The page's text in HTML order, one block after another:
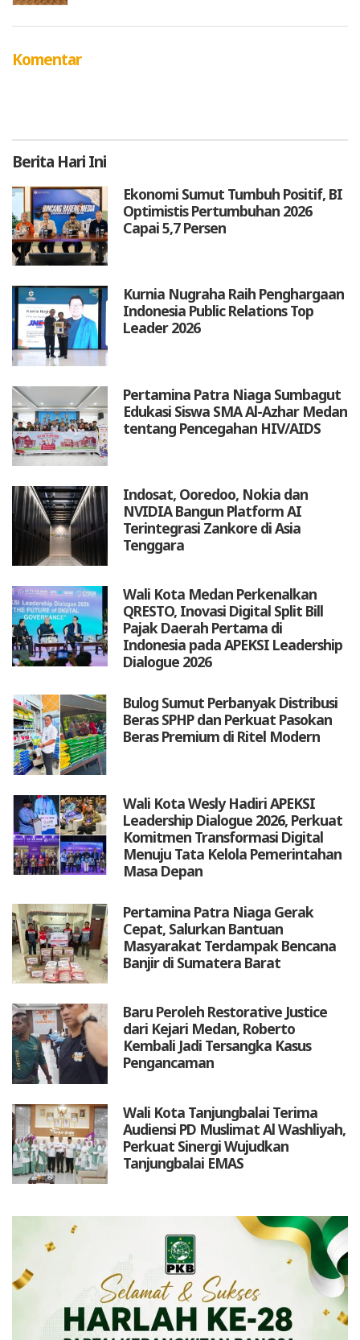
Komentar
Berita Hari Ini
Ekonomi Sumut Tumbuh Positif, BI
Optimistis Pertumbuhan 2026
Capai 5,7 Persen
Kurnia Nugraha Raih Penghargaan
Indonesia Public Relations Top
Leader 2026
Pertamina Patra Niaga Sumbagut
Edukasi Siswa SMA Al-Azhar Medan
tentang Pencegahan HIV/AIDS
Indosat, Ooredoo, Nokia dan
NVIDIA Bangun Platform AI
Terintegrasi Zankore di Asia
Tenggara
Wali Kota Medan Perkenalkan
QRESTO, Inovasi Digital Split Bill
Pajak Daerah Pertama di
Indonesia pada APEKSI Leadership
Dialogue 2026
Bulog Sumut Perbanyak Distribusi
Beras SPHP dan Perkuat Pasokan
Beras Premium di Ritel Modern
Wali Kota Wesly Hadiri APEKSI
Leadership Dialogue 2026, Perkuat
Komitmen Transformasi Digital
Menuju Tata Kelola Pemerintahan
Masa Depan
Pertamina Patra Niaga Gerak
Cepat, Salurkan Bantuan
Masyarakat Terdampak Bencana
Banjir di Sumatera Barat
Baru Peroleh Restorative Justice
dari Kejari Medan, Roberto
Kembali Jadi Tersangka Kasus
Pengancaman
Wali Kota Tanjungbalai Terima
Audiensi PD Muslimat Al Washliyah,
Perkuat Sinergi Wujudkan
Tanjungbalai EMAS